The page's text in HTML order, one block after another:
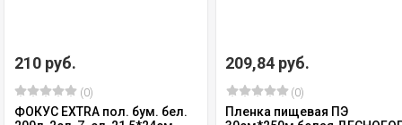
210 руб.
(0)
ФОКУС EXTRA пол. бум. бел.
209,84 руб.
(0)
Пленка пищевая ПЭ